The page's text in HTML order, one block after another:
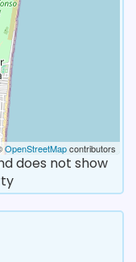
OpenStreetMapcontributors
does not show